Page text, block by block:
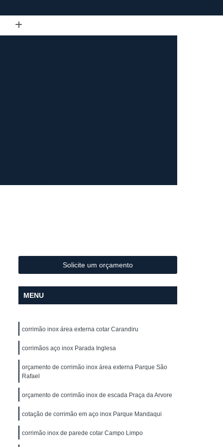
Inox
Conformação para Tubo
de Metal
Conformação
Galvanizado de Escada
Escada
Corrimão em Aço Galvanizado
Galvanizado para Escada
Corrimão Galvanizado de Aço
em Aço
Corrimão de Ferro
Escada
Corrimão em Ferro
Solicite um orçamento
MENU
corrimão inox área externa cotar Carandiru
corrimãos aço inox Parada Inglesa
orçamento de corrimão inox área externa Parque São
Rafael
orçamento de corrimão inox de escada Praça da Arvore
cotação de corrimão em aço inox Parque Mandaqui
corrimão inox de parede cotar Campo Limpo